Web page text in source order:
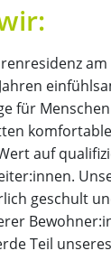
am
für
auf
geschult
Teil